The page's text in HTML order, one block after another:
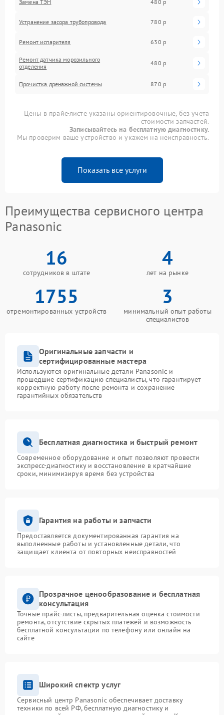
Замена ТЭН 480 р
Устранение засора трубопровода 780 р
Ремонт испарителя 630 р
Ремонт датчика морозильного
отделения
480 р
Прочистка дренажной системы 870 р
Цены в прайс-листе указаны ориентировочные, без учета
стоимости запчастей.
Записывайтесь на бесплатную диагностику.
Мы проверим ваше устройство и укажем на неисправность.
Показать все услуги
Преимущества сервисного центра
Panasonic
16
сотрудников в штате
4
лет на рынке
1755
отремонтированных устройств
3
минимальный опыт работы
специалистов
Оригинальные запчасти и
сертифицированные мастера
Используются оригинальные детали Panasonic и
прошедшие сертификацию специалисты, что гарантирует
корректную работу после ремонта и сохранение
гарантийных обязательств
Бесплатная диагностика и быстрый ремонт
Современное оборудование и опыт позволяют провести
экспресс-диагностику и восстановление в кратчайшие
сроки, минимизируя время без устройства
Гарантия на работы и запчасти
Предоставляется документированная гарантия на
выполненные работы и установленные детали, что
защищает клиента от повторных неисправностей
Прозрачное ценообразование и бесплатная
консультация
Точные прайс-листы, предварительная оценка стоимости
ремонта, отсутствие скрытых платежей и возможность
бесплатной консультации по телефону или онлайн на
сайте
Широкий спектр услуг
Сервисный центр Panasonic обеспечивает доставку
техники по всей РФ, бесплатную диагностику и